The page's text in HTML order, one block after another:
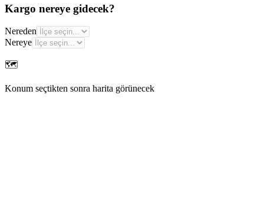
Kargo nereye gidecek?
Nereden
Nereye
🗺️
Konum seçtikten sonra harita görünecek